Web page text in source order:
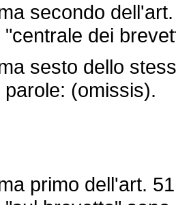
secondo
"centrale dei
sesto dello
(omissis).
primo dell'art.